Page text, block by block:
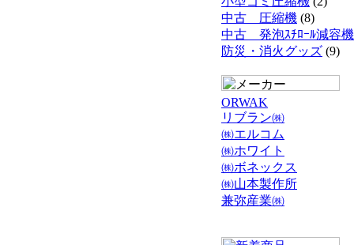
中古 圧縮機 (8)
中古 発泡ｽﾁﾛｰﾙ減容機
防災・消火グッズ (9)
ORWAK
リブラン㈱
㈱エルコム
㈱ホワイト
㈱ボネックス
㈱山本製作所
兼弥産業㈱